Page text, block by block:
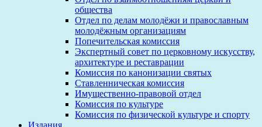
общества
Отдел по делам молодёжи и православным
молодёжным организациям
Попечительская комиссия
Экспертный совет по церковному искусству,
архитектуре и реставрации
Комиссия по канонизации святых
Ставленническая комиссия
Имущественно-правовой отдел
Комиссия по культуре
Комиссия по физической культуре и спорту